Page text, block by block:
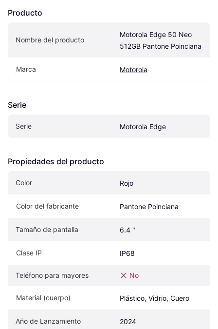
Producto
Nombre del producto
Motorola Edge 50 Neo
512GB Pantone Poinciana
Marca Motorola
Serie
Serie Motorola Edge
Propiedades del producto
Color Rojo
Color del fabricante Pantone Poinciana
Tamaño de pantalla 6.4 "
Clase IP IP68
Teléfono para mayores No
Material (cuerpo) Plástico, Vidrio, Cuero
Año de Lanzamiento 2024